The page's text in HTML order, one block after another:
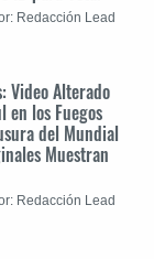
Redacción Lead
Video Alterado
en los Fuegos
del Mundial
Muestran
Redacción Lead